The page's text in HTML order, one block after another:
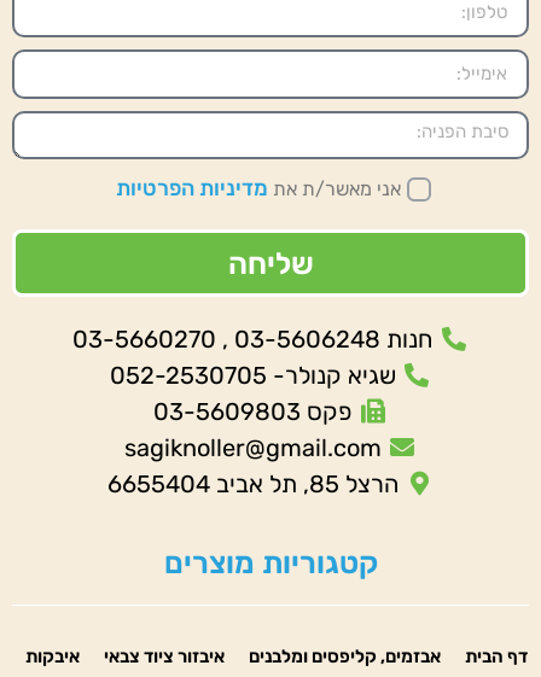
אני מאשר/ת את מדיניות הפרטיות
שליחה
חנות 03-5606248 , 03-5660270
שגיא קנולר- 052-2530705
פקס 03-5609803
sagiknoller@gmail.com
הרצל 85, תל אביב 6655404
קטגוריות מוצרים
דף הבית אבזמים, קליפסים ומלבנים איבזור ציוד צבאי איבקות